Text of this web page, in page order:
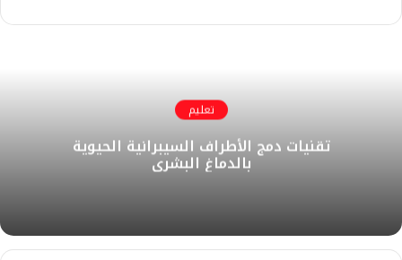
تعليم
​تقنيات دمج الأطراف السيبرانية الحيوية
بالدماغ البشري